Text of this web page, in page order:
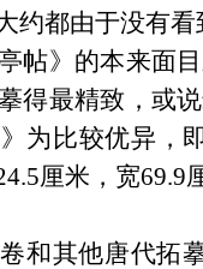
约都由于没有看
帖》的本来面
得最精致，或
为比较优异，
厘米，宽69.9
和其他唐代拓